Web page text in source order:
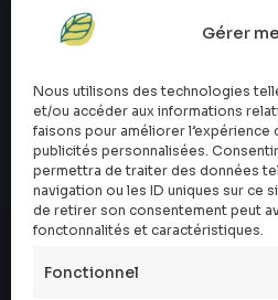
Gérer
Nous utilisons des technologies
et/ou accéder aux informations
faisons pour améliorer
publicités personnalisées.
permettra de traiter des données
navigation ou les ID uniques sur ce
de retirer son consentement peut
fonctonnalités et caractéristiques.
Fonctionnel